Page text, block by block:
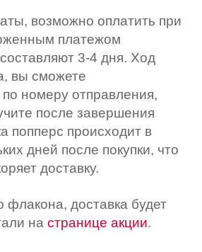
возможно оплатить при
платежом
3-4 дня. Ход
вы сможете
по номеру отправления,
после завершения
попперс происходит в
дней после покупки, что
доставку.
флакона, доставка будет
на странице акции.